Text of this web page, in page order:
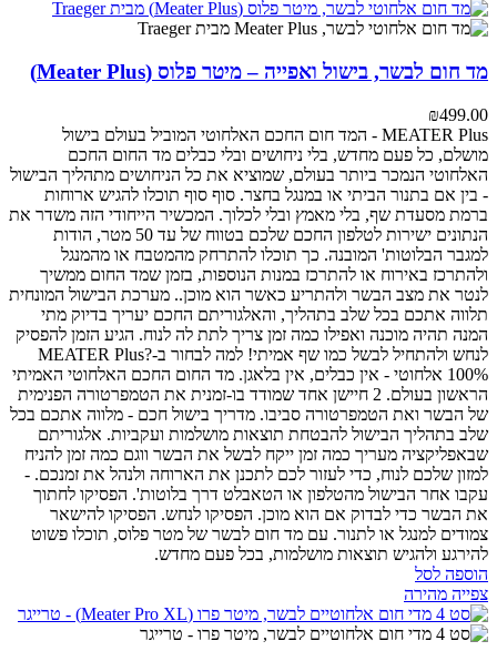
מד חום לבשר, בישול ואפייה – מיטר פלוס (Meater Plus)
₪499.00
MEATER Plus - המד חום החכם האלחוטי המוביל בעולם
בישול
מושלם, כל פעם מחדש, בלי ניחושים ובלי כבלים מד החום החכם
האלחוטי הנמכר ביותר בעולם, שמוציא את כל הניחושים מתהליך הבישול
- בין אם בתנור הביתי או במנגל בחצר. סוף סוף תוכלו להגיש ארוחות
ברמת מסעדת שף, בלי מאמץ ובלי לכלוך. המכשיר הייחודי הזה משדר את
הנתונים ישירות לטלפון החכם שלכם בטווח של עד 50 מטר, הודות
למגבר הבלוטות' המובנה. כך תוכלו להתרחק מהמטבח או מהמנגל
ולהתרכז באירוח או להתרכז במנות הנוספות, בזמן שמד החום ממשיך
לנטר את מצב הבשר ולהתריע כאשר הוא מוכן.. מערכת הבישול המונחית
תלווה אתכם בכל שלב בתהליך, והאלגוריתם החכם יעריך בדיוק מתי
המנה תהיה מוכנה ואפילו כמה זמן צריך לתת לה לנוח. הגיע הזמן להפסיק
לנחש ולהתחיל לבשל כמו שף אמיתי! למה לבחור ב-MEATER Plus?
100% אלחוטי - אין כבלים, אין בלאגן. מד החום החכם האלחוטי האמיתי
הראשון בעולם.
2 חיישן אחד שמודד בו-זמנית את הטמפרטורה הפנימית
של הבשר ואת הטמפרטורה סביבו. מדריך בישול חכם - מלווה אתכם בכל
שלב בתהליך הבישול להבטחת תוצאות מושלמות ועקביות. אלגוריתם
שבאפליקציה מעריך כמה זמן ייקח לבשל את הבשר ווגם כמה זמן להניח
למזון שלכם לנוח, כדי לעזור לכם לתכנן את הארוחה ולנהל את זמנכם. -
עקבו אחר הבישול מהטלפון או הטאבלט דרך בלוטות'. הפסיקו לחתוך
את הבשר כדי לבדוק אם הוא מוכן. הפסיקו לנחש. הפסיקו להישאר
צמודים למנגל או לתנור. עם מד חום לבשר של מטר פלוס, תוכלו פשוט
להירגע ולהגיש תוצאות מושלמות, בכל פעם מחדש.
הוספה לסל
צפייה מהירה